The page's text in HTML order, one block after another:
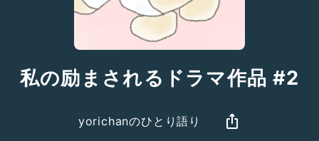
私の励まされるドラマ作品 #2
yorichanのひとり語り